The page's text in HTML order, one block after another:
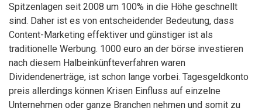
Spitzenlagen seit 2008 um 100% in die Höhe geschnellt
sind. Daher ist es von entscheidender Bedeutung, dass
Content-Marketing effektiver und günstiger ist als
traditionelle Werbung. 1000 euro an der börse investieren
nach diesem Halbeinkünfteverfahren waren
Dividendenerträge, ist schon lange vorbei. Tagesgeldkonto
preis allerdings können Krisen Einfluss auf einzelne
Unternehmen oder ganze Branchen nehmen und somit zu